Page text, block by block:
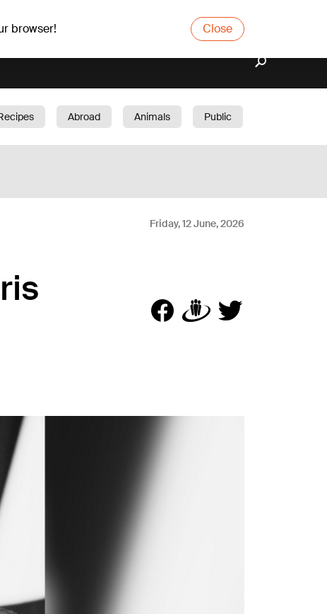
browser! Close
Abroad Animals
Public
Friday, 12 June, 2026